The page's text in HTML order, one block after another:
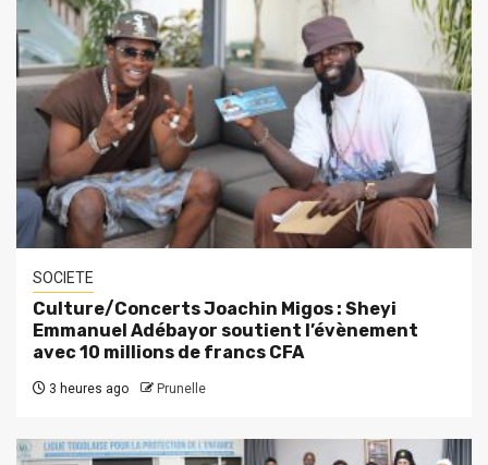
SOCIETE
Culture/Concerts Joachin Migos : Sheyi
Emmanuel Adébayor soutient l’évènement
avec 10 millions de francs CFA
3 heures ago Prunelle